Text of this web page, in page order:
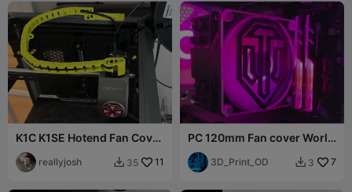
K1C K1SE Hotend Fan Cover
(Resident Evil Umbrella)
reallyjosh  35 11
PC 120mm Fan cover World
of tanks logo
3D_Print_OD  3 7